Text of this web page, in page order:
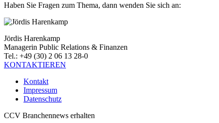
Haben Sie Fragen zum Thema, dann wenden Sie sich an:
Jördis Harenkamp
Managerin Public Relations & Finanzen
Tel.: +49 (30) 2 06 13 28-0
KONTAKTIEREN
Kontakt
Impressum
Datenschutz
CCV Branchennews erhalten